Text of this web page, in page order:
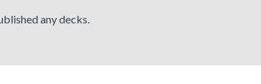
any decks.